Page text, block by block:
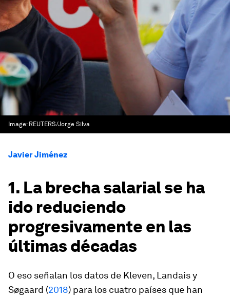
Image: REUTERS/Jorge Silva
Javier Jiménez
1. La brecha salarial se ha
ido reduciendo
progresivamente en las
últimas décadas
O eso señalan los datos de Kleven, Landais y
Søgaard (2018) para los cuatro países que han